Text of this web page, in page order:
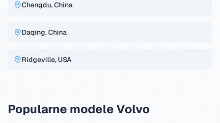
Chengdu, China
Daqing, China
Ridgeville, USA
Popularne modele Volvo